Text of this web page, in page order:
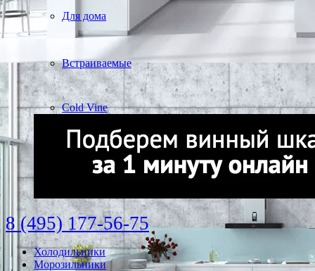
Для дома
Встраиваемые
Cold Vine
8 (495) 177-56-75
Холодильники
Морозильники